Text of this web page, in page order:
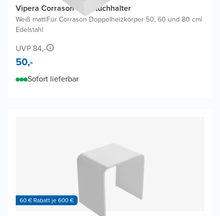
Vipera Corrason Handtuchhalter
Weiß matt|Für Corrason Doppelheizkörper 50, 60 und 80 cm|
Edelstahl
UVP 84,-
50,-
Sofort lieferbar
60 € Rabatt je 600 €